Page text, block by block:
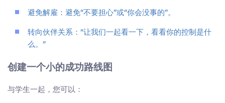
避免解雇：避免“不要担心”或“你会没事的”。
转向伙伴关系：“让我们一起看一下，看看你的控制是什
么。”
创建一个小的成功路线图
与学生一起，您可以：